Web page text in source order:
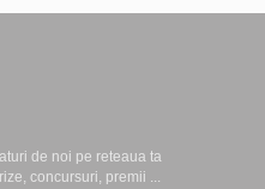
de noi pe reteaua ta
concursuri, premii ...